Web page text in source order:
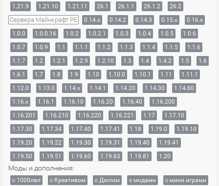
1.21.9
1.21.10 1.21.11 26.1 26.1.1 26.1.2 26.2
Сервера Майнкрафт PE 0.14.x 0.14.2 0.14.3 0.15.x
0.16.x
1.0.0
1.0.0.16 1.0.2 1.0.2.1 1.0.3 1.0.4 1.0.5
1.0.6
1.0.7
1.0.9 1.1 1.1.1 1.1.2 1.1.3 1.1.4 1.1.5
1.1.6
1.1.7
1.2 1.2.1 1.2.9 1.2.10 1.3 1.4 1.4.2 1.5
1.6
1.6.1
1.7 1.8 1.9 1.10 1.10.0 1.10.1 1.11
1.11.1
1.12.0
1.13.0 1.14.x 1.14.1 1.14.20 1.14.30
1.14.60
1.16.x
1.16.1 1.16.10 1.16.20 1.16.40
1.16.200
1.16.201
1.16.210 1.16.220 1.16.221 1.17
1.17.10
1.17.30
1.17.34 1.17.40 1.17.41 1.18 1.19.0
1.19.10
1.19.20
1.19.22 1.19.30 1.19.31 1.19.40
1.19.41
1.19.50
1.19.51 1.19.60 1.19.63 1.19.81 1.20
Моды и дополнения:
с 1000лвл c Креативом с Дюпом с модами
с мини играми